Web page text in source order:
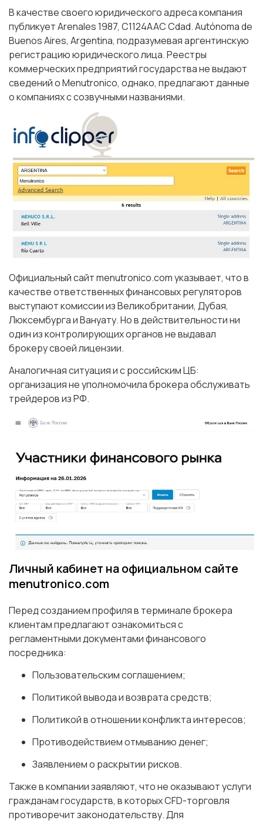
В качестве своего юридического адреса компания
публикует Arenales 1987, C1124AAC Cdad. Autónoma de
Buenos Aires, Argentina, подразумевая аргентинскую
регистрацию юридического лица. Реестры
коммерческих предприятий государства не выдают
сведений о Menutronico, однако, предлагают данные
о компаниях с созвучными названиями.
Официальный сайт menutronico.com указывает, что в
качестве ответственных финансовых регуляторов
выступают комиссии из Великобритании, Дубая,
Люксембурга и Вануату. Но в действительности ни
один из контролирующих органов не выдавал
брокеру своей лицензии.
Аналогичная ситуация и с российским ЦБ:
организация не уполномочила брокера обслуживать
трейдеров из РФ.
Личный кабинет на официальном сайте
menutronico.com
Перед созданием профиля в терминале брокера
клиентам предлагают ознакомиться с
регламентными документами финансового
посредника:
Пользовательским соглашением;
Политикой вывода и возврата средств;
Политикой в отношении конфликта интересов;
Противодействием отмыванию денег;
Заявлением о раскрытии рисков.
Также в компании заявляют, что не оказывают услуги
гражданам государств, в которых CFD-торговля
противоречит законодательству. Для